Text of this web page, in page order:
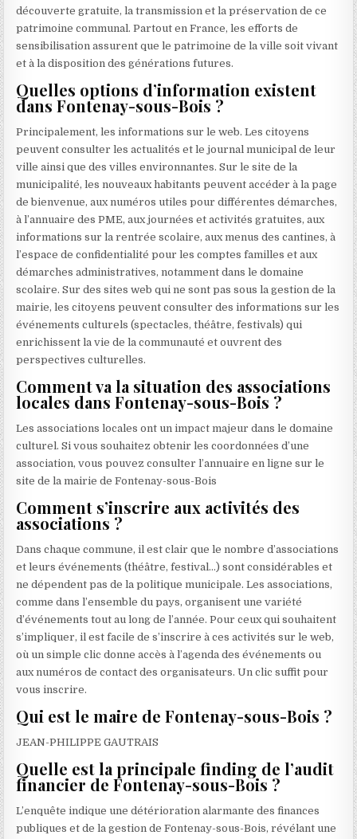
découverte gratuite, la transmission et la préservation de ce
patrimoine communal. Partout en France, les efforts de
sensibilisation assurent que le patrimoine de la ville soit vivant
et à la disposition des générations futures.
Quelles options d’information existent
dans Fontenay-sous-Bois ?
Principalement, les informations sur le web. Les citoyens
peuvent consulter les actualités et le journal municipal de leur
ville ainsi que des villes environnantes. Sur le site de la
municipalité, les nouveaux habitants peuvent accéder à la page
de bienvenue, aux numéros utiles pour différentes démarches,
à l’annuaire des PME, aux journées et activités gratuites, aux
informations sur la rentrée scolaire, aux menus des cantines, à
l’espace de confidentialité pour les comptes familles et aux
démarches administratives, notamment dans le domaine
scolaire. Sur des sites web qui ne sont pas sous la gestion de la
mairie, les citoyens peuvent consulter des informations sur les
événements culturels (spectacles, théâtre, festivals) qui
enrichissent la vie de la communauté et ouvrent des
perspectives culturelles.
Comment va la situation des associations
locales dans Fontenay-sous-Bois ?
Les associations locales ont un impact majeur dans le domaine
culturel. Si vous souhaitez obtenir les coordonnées d’une
association, vous pouvez consulter l’annuaire en ligne sur le
site de la mairie de Fontenay-sous-Bois
Comment s’inscrire aux activités des
associations ?
Dans chaque commune, il est clair que le nombre d’associations
et leurs événements (théâtre, festival…) sont considérables et
ne dépendent pas de la politique municipale. Les associations,
comme dans l’ensemble du pays, organisent une variété
d’événements tout au long de l’année. Pour ceux qui souhaitent
s’impliquer, il est facile de s’inscrire à ces activités sur le web,
où un simple clic donne accès à l’agenda des événements ou
aux numéros de contact des organisateurs. Un clic suffit pour
vous inscrire.
Qui est le maire de Fontenay-sous-Bois ?
JEAN-PHILIPPE GAUTRAIS
Quelle est la principale finding de l’audit
financier de Fontenay-sous-Bois ?
L’enquête indique une détérioration alarmante des finances
publiques et de la gestion de Fontenay-sous-Bois, révélant une